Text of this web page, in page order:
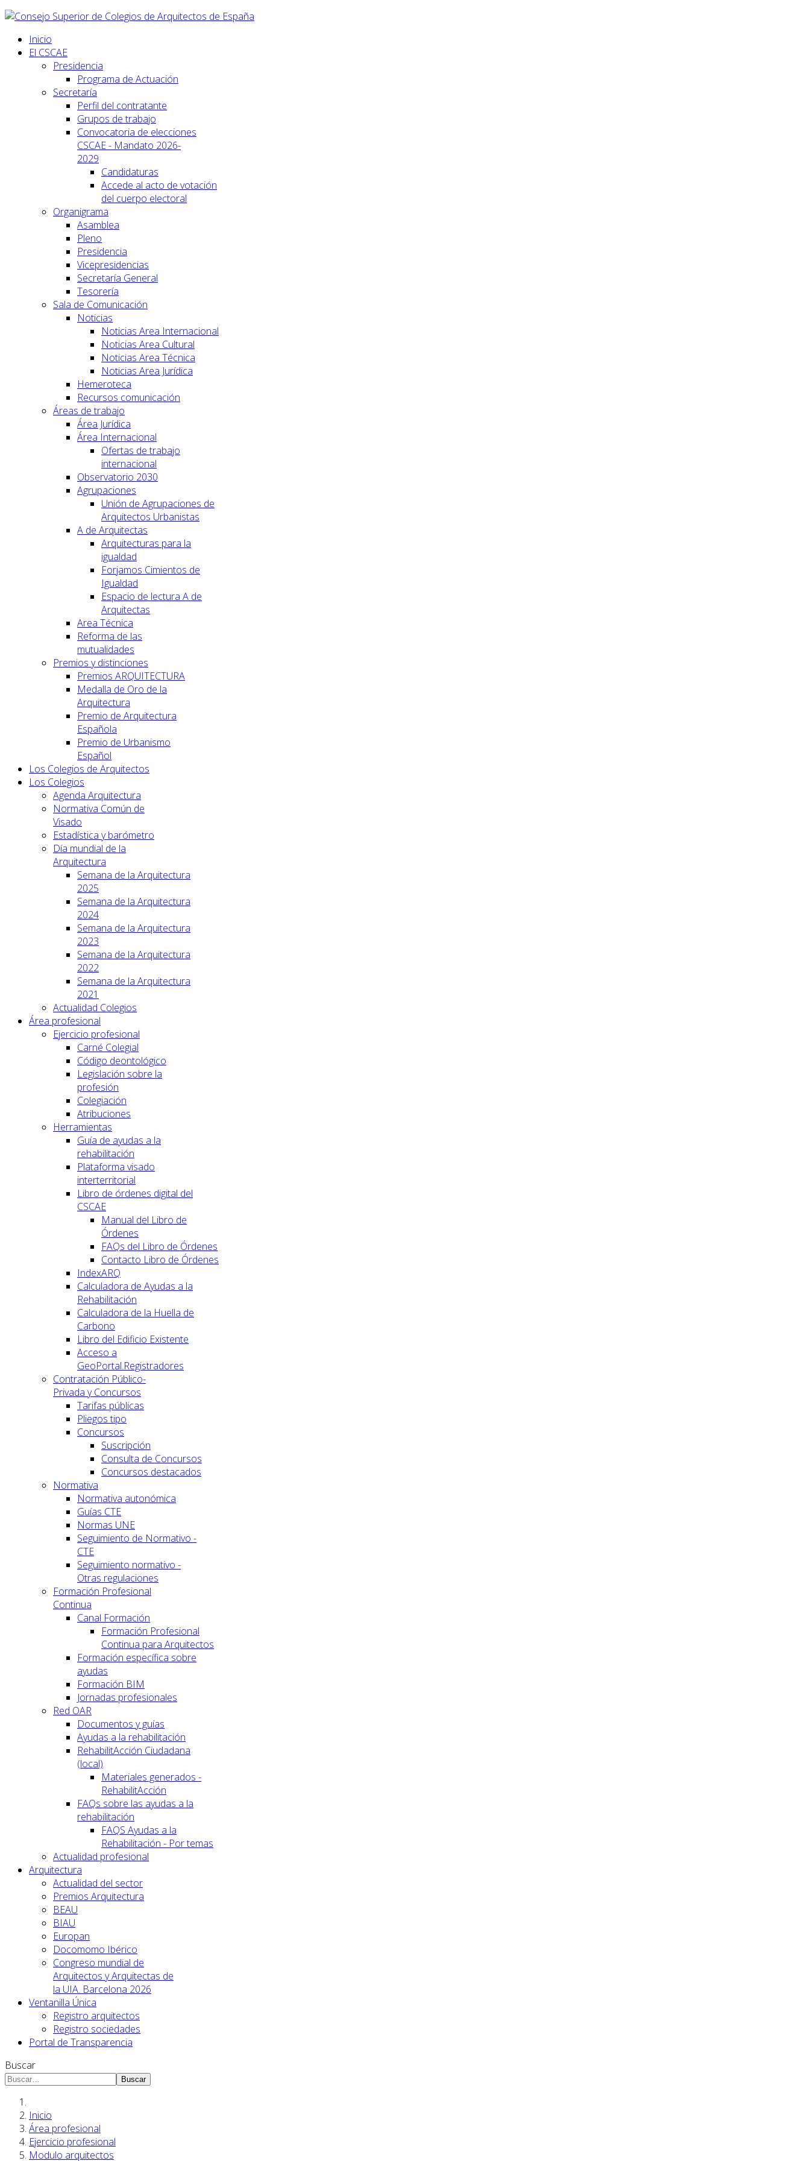
Inicio
El CSCAE
Presidencia
Programa de Actuación
Secretaría
Perfil del contratante
Grupos de trabajo
Convocatoria de elecciones
CSCAE - Mandato 2026-
2029
Candidaturas
Accede al acto de votación
del cuerpo electoral
Organigrama
Asamblea
Pleno
Presidencia
Vicepresidencias
Secretaría General
Tesorería
Sala de Comunicación
Noticias
Noticias Area Internacional
Noticias Area Cultural
Noticias Area Técnica
Noticias Area Jurídica
Hemeroteca
Recursos comunicación
Áreas de trabajo
Área Jurídica
Área Internacional
Ofertas de trabajo
internacional
Observatorio 2030
Agrupaciones
Unión de Agrupaciones de
Arquitectos Urbanistas
A de Arquitectas
Arquitecturas para la
igualdad
Forjamos Cimientos de
Igualdad
Espacio de lectura A de
Arquitectas
Area Técnica
Reforma de las
mutualidades
Premios y distinciones
Premios ARQUITECTURA
Medalla de Oro de la
Arquitectura
Premio de Arquitectura
Española
Premio de Urbanismo
Español
Los Colegios de Arquitectos
Los Colegios
Agenda Arquitectura
Normativa Común de
Visado
Estadística y barómetro
Día mundial de la
Arquitectura
Semana de la Arquitectura
2025
Semana de la Arquitectura
2024
Semana de la Arquitectura
2023
Semana de la Arquitectura
2022
Semana de la Arquitectura
2021
Actualidad Colegios
Área profesional
Ejercicio profesional
Carné Colegial
Código deontológico
Legislación sobre la
profesión
Colegiación
Atribuciones
Herramientas
Guía de ayudas a la
rehabilitación
Plataforma visado
interterritorial
Libro de órdenes digital del
CSCAE
Manual del Libro de
Órdenes
FAQs del Libro de Órdenes
Contacto Libro de Órdenes
IndexARQ
Calculadora de Ayudas a la
Rehabilitación
Calculadora de la Huella de
Carbono
Libro del Edificio Existente
Acceso a
GeoPortal.Registradores
Contratación Público-
Privada y Concursos
Tarifas públicas
Pliegos tipo
Concursos
Suscripción
Consulta de Concursos
Concursos destacados
Normativa
Normativa autonómica
Guías CTE
Normas UNE
Seguimiento de Normativo -
CTE
Seguimiento normativo -
Otras regulaciones
Formación Profesional
Continua
Canal Formación
Formación Profesional
Continua para Arquitectos
Formación específica sobre
ayudas
Formación BIM
Jornadas profesionales
Red OAR
Documentos y guías
Ayudas a la rehabilitación
RehabilitAcción Ciudadana
(local)
Materiales generados -
RehabilitAcción
FAQs sobre las ayudas a la
rehabilitación
FAQS Ayudas a la
Rehabilitación - Por temas
Actualidad profesional
Arquitectura
Actualidad del sector
Premios Arquitectura
BEAU
BIAU
Europan
Docomomo Ibérico
Congreso mundial de
Arquitectos y Arquitectas de
la UIA. Barcelona 2026
Ventanilla Única
Registro arquitectos
Registro sociedades
Portal de Transparencia
Buscar
Buscar
Inicio
Área profesional
Ejercicio profesional
Modulo arquitectos